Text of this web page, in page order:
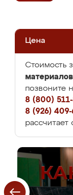
Цена
Стоимость
материалов
позвоните
8 (800)
8 (926) 409-
рассчитает